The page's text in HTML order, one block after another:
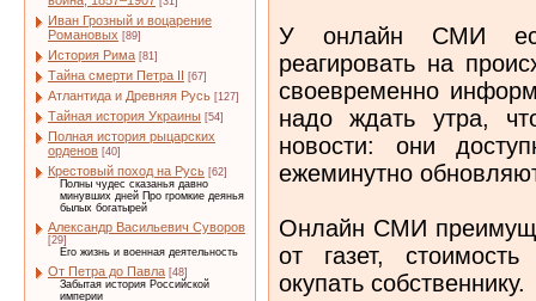
Иван Грозный и воцарение
Романовых [89]
История Рима [81]
Тайна смерти Петра II [67]
Атлантида и Древняя Русь [127]
Тайная история Украины [54]
Полная история рыцарских
орденов [40]
Крестовый поход на Русь [62]
Полны чудес сказанья давно
минувших дней Про громкие деянья
былых богатырей
Александр Васильевич Суворов
[29]
Его жизнь и военная деятельность
От Петра до Павла [48]
Забытая история Российской
империи
У онлайн СМИ
реагировать на
своевременно
надо ждать утра,
новости: они
ежеминутно
Онлайн СМИ
от газет,
окупать собственнику.